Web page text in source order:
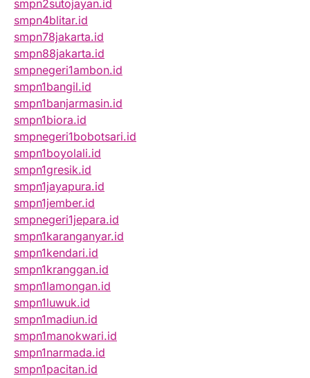
smpn2sutojayan.id
smpn4blitar.id
smpn78jakarta.id
smpn88jakarta.id
smpnegeri1ambon.id
smpn1bangil.id
smpn1banjarmasin.id
smpn1biora.id
smpnegeri1bobotsari.id
smpn1boyolali.id
smpn1gresik.id
smpn1jayapura.id
smpn1jember.id
smpnegeri1jepara.id
smpn1karanganyar.id
smpn1kendari.id
smpn1kranggan.id
smpn1lamongan.id
smpn1luwuk.id
smpn1madiun.id
smpn1manokwari.id
smpn1narmada.id
smpn1pacitan.id